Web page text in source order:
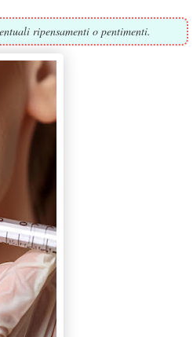
ripensamenti o pentimenti.